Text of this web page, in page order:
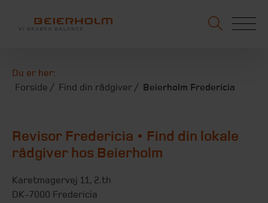
Du er her:
Forside
Find din rådgiver Beierholm Fredericia
Revisor Fredericia • Find din lokale
rådgiver hos Beierholm
Karetmagervej 11, 2.th
DK-7000 Fredericia